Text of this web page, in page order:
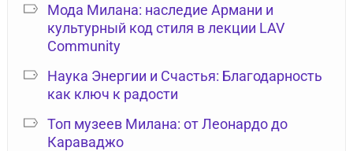
Мода Милана: наследие Армани и
культурный код стиля в лекции LAV
Community
Наука Энергии и Счастья: Благодарность
как ключ к радости
Топ музеев Милана: от Леонардо до
Караваджо